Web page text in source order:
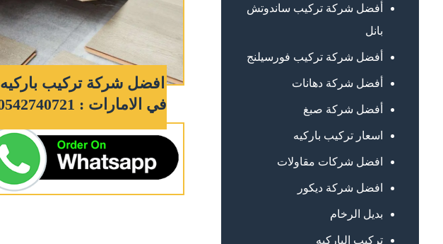
افضل شركة تركيب باركيه
في الامارات : 0542740721
أفضل شركة تركيب ساندوتش
بانل
أفضل شركة تركيب فورسيلنج
أفضل شركة دهانات
أفضل شركة صبغ
اسعار تركيب باركيه
افضل شركات مقاولات
افضل شركة ديكور
بديل الرخام
تركيب الباركيه